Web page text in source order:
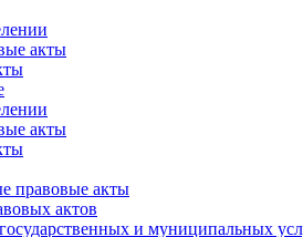
акты
акты
правовые акты
актов
и муниципальных